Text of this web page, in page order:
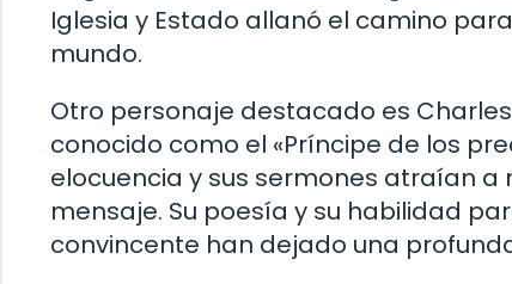
Iglesia y Estado allanó el camino
mundo.
Otro personaje destacado es
conocido como el «Príncipe de los
elocuencia y sus sermones atraían
mensaje. Su poesía y su habilidad
convincente han dejado una